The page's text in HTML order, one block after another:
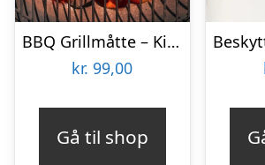
BBQ Grillmåtte – KitchPro
kr. 99,00
Gå til shop